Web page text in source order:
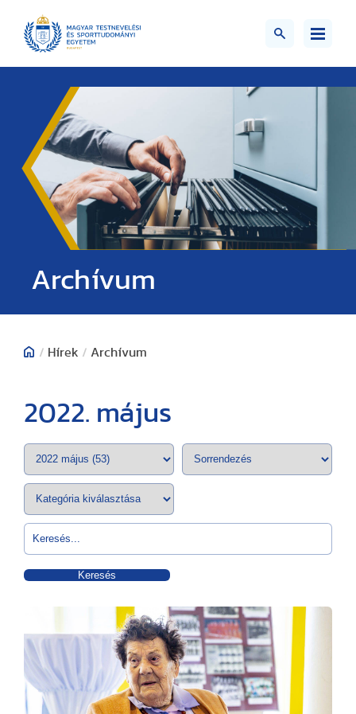
Archívum
/ Hírek / Archívum
2022. május
Keresés